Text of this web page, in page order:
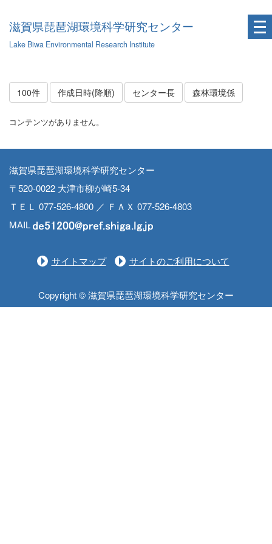
滋賀県琵琶湖環境科学研究センター
Lake Biwa Environmental Research Institute
100件 作成日時(降順) センター長 森林環境係
コンテンツがありません。
滋賀県琵琶湖環境科学研究センター
〒520-0022 大津市柳が崎5-34
ＴＥＬ 077-526-4800 ／ ＦＡＸ 077-526-4803
MAIL
サイトマップ サイトのご利用について
Copyright © 滋賀県琵琶湖環境科学研究センター